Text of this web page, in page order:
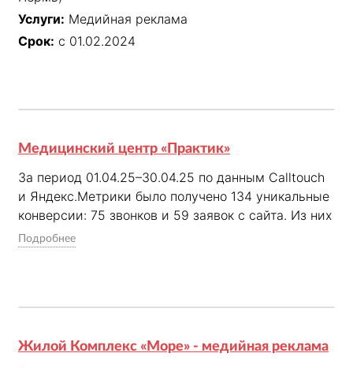
Услуги: Медийная реклама
Срок: с 01.02.2024
Медицинский центр «Практик»
За период 01.04.25–30.04.25 по данным Calltouch
и Яндекс.Метрики было получено 134 уникальные
конверсии: 75 звонков и 59 заявок с сайта. Из них
15 — по дорогостоящим направлениям ФГС и
в лид и количество заявок выросли в 1,4 раза, а
аналитика позволила оценить не только объём, но
Подробнее
Жилой Комплекс «Море» - медийная реклама